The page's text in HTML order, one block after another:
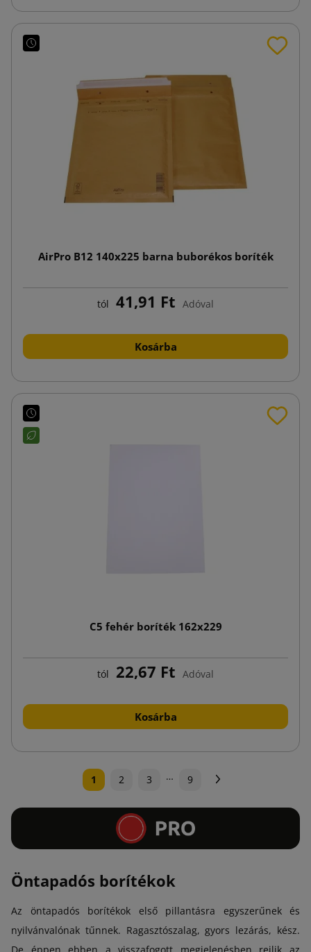
AirPro B12 140x225 barna buborékos boríték
tól 41,91 Ft Adóval
Kosárba
C5 fehér boríték 162x229
tól 22,67 Ft Adóval
Kosárba
1 2 3 … 9
Öntapadós borítékok
Az öntapadós borítékok első pillantásra egyszerűnek és
nyilvánvalónak tűnnek. Ragasztószalag, gyors lezárás, kész.
De éppen ebben a visszafogott megjelenésben rejlik az